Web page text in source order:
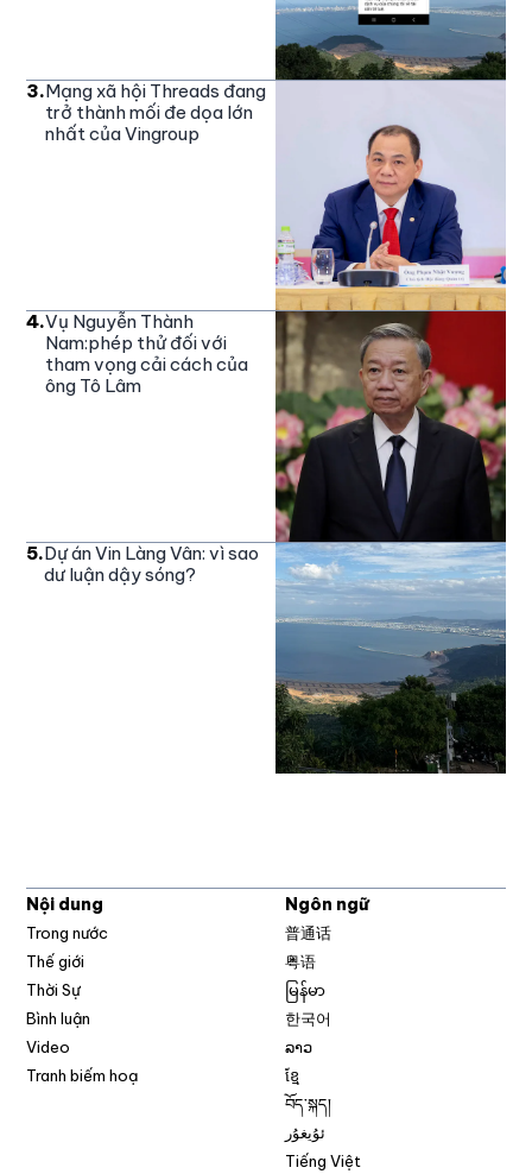
3.Mạng xã hội Threads đang
trở thành mối đe dọa lớn
nhất của Vingroup
4.Vụ Nguyễn Thành
Nam:phép thử đối với
tham vọng cải cách của
ông Tô Lâm
5.Dự án Vin Làng Vân: vì sao
dư luận dậy sóng?
Nội dung
Trong nước
Thế giới
Thời Sự
Bình luận
Video
Tranh biếm hoạ
Ngôn ngữ
普通话
粤语
မြန်မာ
한국어
ລາວ
ខ្មែ
བོད་སྐད།
ئۇيغۇر
Tiếng Việt